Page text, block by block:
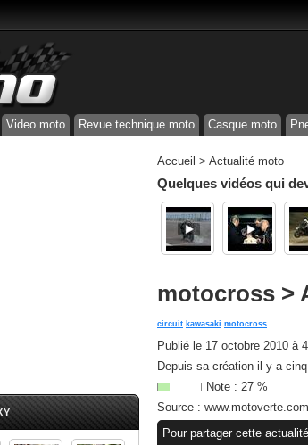
Video moto Revue technique moto Casque moto
Accueil > Actualité moto
Quelques vidéos qui
motocross >
circuit kawasaki motocross
Publié le 17 octobre 2010 à
Depuis sa création il y a
Note : 27 %
Source : www.motoverte.com
Pour partager cette